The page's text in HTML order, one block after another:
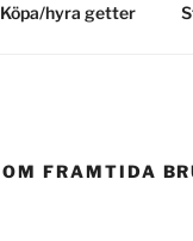
Köpa/hyra getter
OM FRAMTIDA